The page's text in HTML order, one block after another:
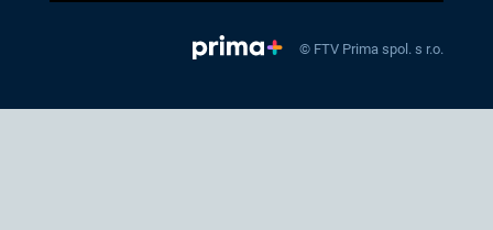
© FTV Prima spol. s r.o.